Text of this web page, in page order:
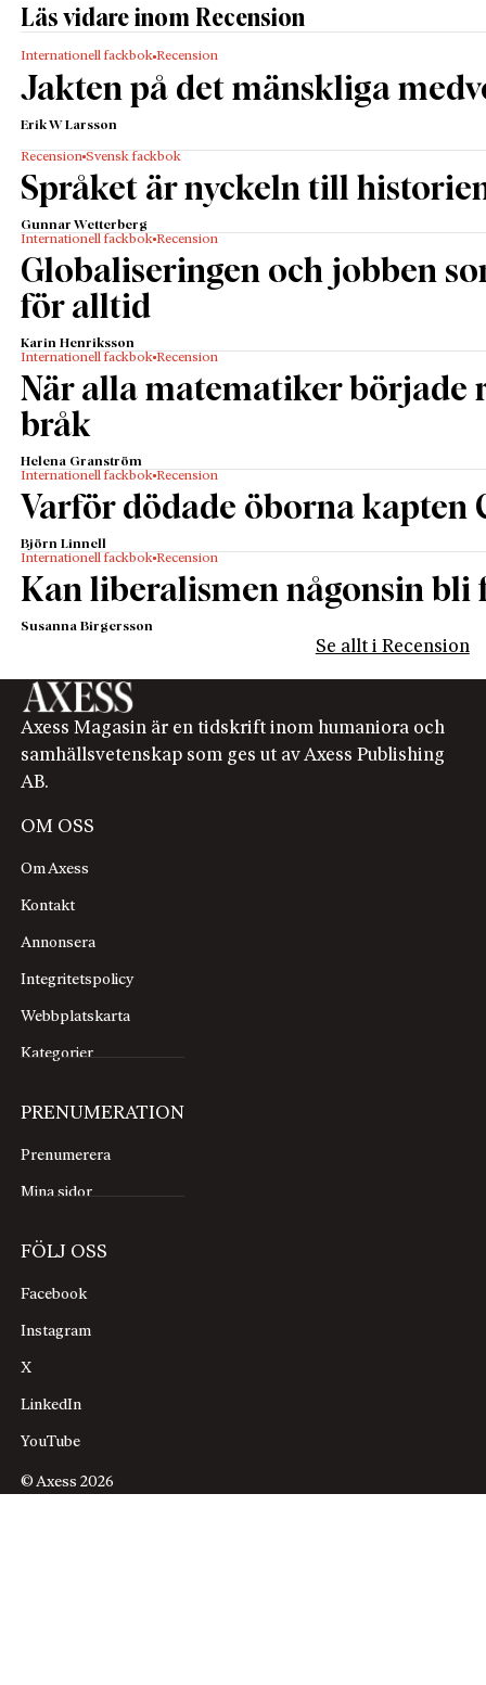
Läs vidare inom Recension
Internationell fackbok Recension
Jakten på det mänskliga
Erik W Larsson
Recension Svensk fackbok
Språket är nyckeln till
Gunnar Wetterberg
Internationell fackbok Recension
Globaliseringen och jobben
för alltid
Karin Henriksson
Internationell fackbok Recension
När alla matematiker började
bråk
Helena Granström
Internationell fackbok Recension
Varför dödade öborna kapten
Björn Linnell
Internationell fackbok Recension
Kan liberalismen någonsin bli
Susanna Birgersson
Se allt i Recension
Axess Magasin är en tidskrift inom humaniora och
samhällsvetenskap som ges ut av Axess Publishing
AB.
OM OSS
Om Axess
Kontakt
Annonsera
Integritetspolicy
Webbplatskarta
Kategorier
PRENUMERATION
Prenumerera
Mina sidor
FÖLJ OSS
Facebook
Instagram
X
LinkedIn
YouTube
© Axess 2026